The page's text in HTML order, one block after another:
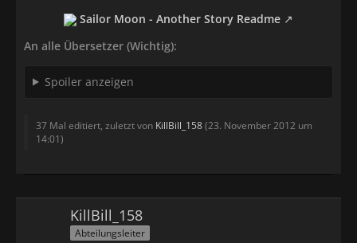
Sailor Moon - Another Story Readme
An alle Übersetzer (Wichtig):
Spoiler anzeigen
37 Mal editiert, zuletzt von KillBill_158(23. November 2012 um
14:01)
KillBill_158
Abteilungsleiter